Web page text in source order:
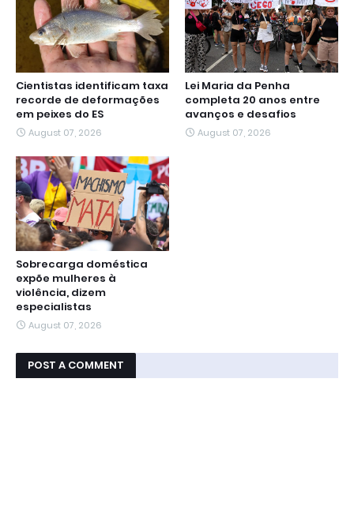
Cientistas identificam taxa
recorde de deformações
em peixes do ES
August 07, 2026
Lei Maria da Penha
completa 20 anos entre
avanços e desafios
August 07, 2026
Sobrecarga doméstica
expõe mulheres à
violência, dizem
especialistas
August 07, 2026
POST A COMMENT